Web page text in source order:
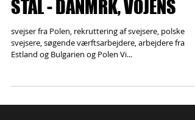
RØRSVEJSNING, RUSTFRI
STÅL - DANMRK, VOJENS
svejser fra Polen, rekruttering af svejsere, polske
Estland og Bulgarien og Polen Vi...